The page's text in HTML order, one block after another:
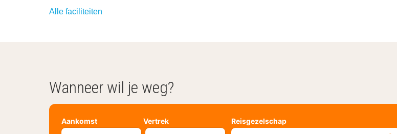
Alle faciliteiten
Wanneer wil je weg?
Aankomst Vertrek Reisgezelschap